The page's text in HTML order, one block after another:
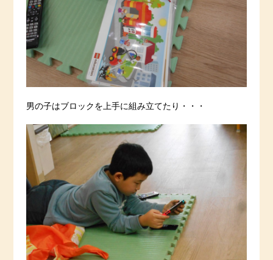
男の子はブロックを上手に組み立てたり・・・